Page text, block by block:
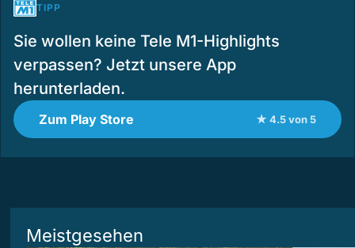
TIPP
Sie wollen keine Tele M1-Highlights
verpassen? Jetzt unsere App
herunterladen.
Zum Play Store ★ 4.5 von 5
Meistgesehen